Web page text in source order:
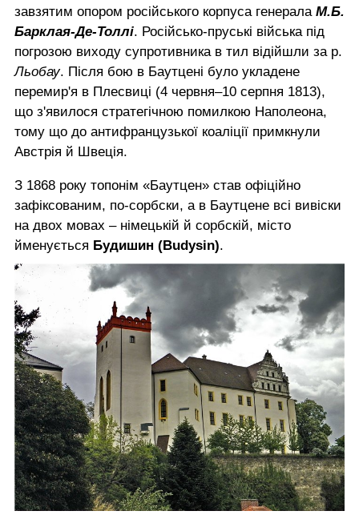
завзятим опором російського корпуса генерала М.Б.
Барклая-Де-Толлі. Російсько-пруські війська під
погрозою виходу супротивника в тил відійшли за р.
Льобау. Після бою в Баутцені було укладене
перемир'я в Плесвиці (4 червня–10 серпня 1813),
що з'явилося стратегічною помилкою Наполеона,
тому що до антифранцузької коаліції примкнули
Австрія й Швеція.
З 1868 року топонім «Баутцен» став офіційно
зафіксованим, по-сорбски, а в Баутцене всі вивіски
на двох мовах – німецькій й сорбскій, місто
йменується Будишин (Budysin).